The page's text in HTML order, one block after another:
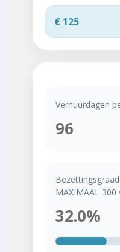
Verhuurdagen
96
MAXIMAAL
32.0%